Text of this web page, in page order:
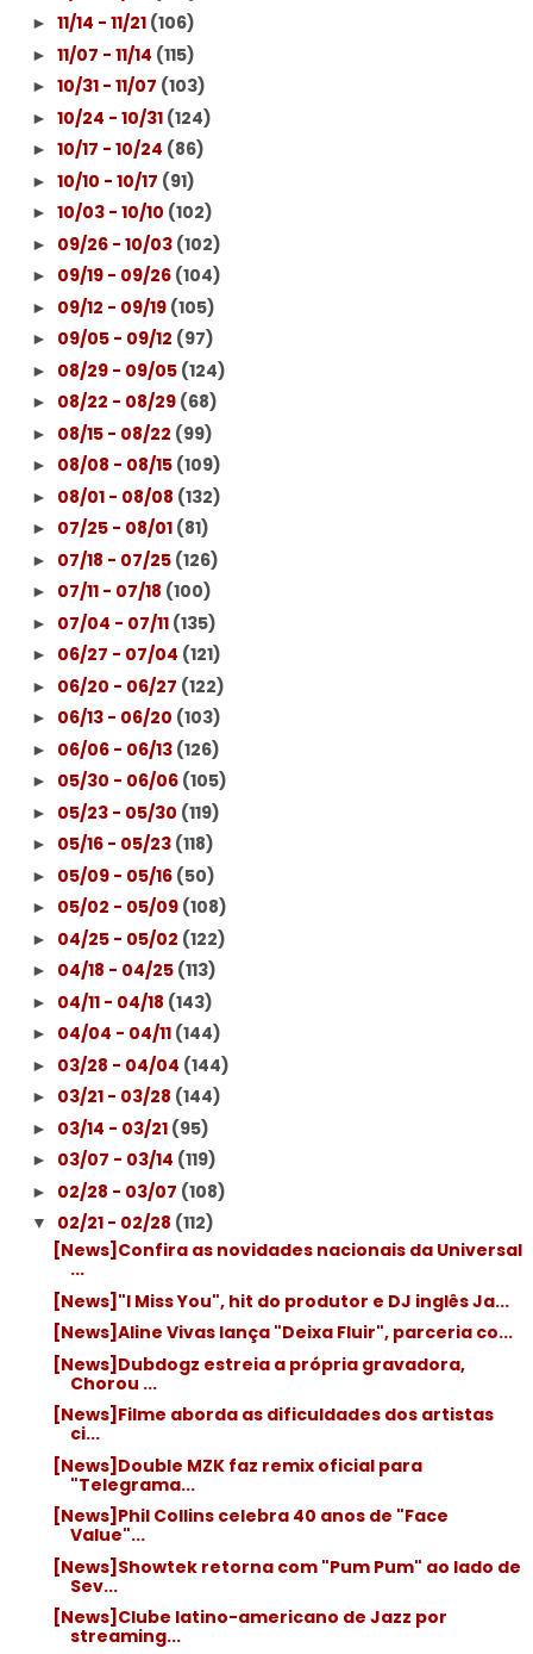
► 11/14 - 11/21 (106)
► 11/07 - 11/14 (115)
► 10/31 - 11/07 (103)
► 10/24 - 10/31 (124)
► 10/17 - 10/24 (86)
► 10/10 - 10/17 (91)
► 10/03 - 10/10 (102)
► 09/26 - 10/03 (102)
► 09/19 - 09/26 (104)
► 09/12 - 09/19 (105)
► 09/05 - 09/12 (97)
► 08/29 - 09/05 (124)
► 08/22 - 08/29 (68)
► 08/15 - 08/22 (99)
► 08/08 - 08/15 (109)
► 08/01 - 08/08 (132)
► 07/25 - 08/01 (81)
► 07/18 - 07/25 (126)
► 07/11 - 07/18 (100)
► 07/04 - 07/11 (135)
► 06/27 - 07/04 (121)
► 06/20 - 06/27 (122)
► 06/13 - 06/20 (103)
► 06/06 - 06/13 (126)
► 05/30 - 06/06 (105)
► 05/23 - 05/30 (119)
► 05/16 - 05/23 (118)
► 05/09 - 05/16 (50)
► 05/02 - 05/09 (108)
► 04/25 - 05/02 (122)
► 04/18 - 04/25 (113)
► 04/11 - 04/18 (143)
► 04/04 - 04/11 (144)
► 03/28 - 04/04 (144)
► 03/21 - 03/28 (144)
► 03/14 - 03/21 (95)
► 03/07 - 03/14 (119)
► 02/28 - 03/07 (108)
▼ 02/21 - 02/28 (112)
[News]Confira as novidades nacionais da Universal
...
[News]"I Miss You", hit do produtor e DJ inglês Ja...
[News]Aline Vivas lança "Deixa Fluir", parceria co...
[News]Dubdogz estreia a própria gravadora,
Chorou ...
[News]Filme aborda as dificuldades dos artistas
ci...
[News]Double MZK faz remix oficial para
"Telegrama...
[News]Phil Collins celebra 40 anos de "Face
Value"...
[News]Showtek retorna com "Pum Pum" ao lado de
Sev...
[News]Clube latino-americano de Jazz por
streaming...